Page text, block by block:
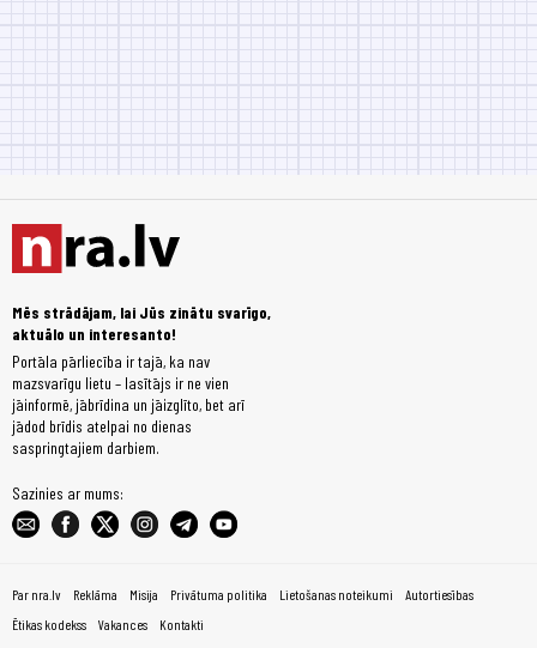
Mēs strādājam, lai Jūs zinātu svarīgo,
aktuālo un interesanto!
Portāla pārliecība ir tajā, ka nav
mazsvarīgu lietu – lasītājs ir ne vien
jāinformē, jābrīdina un jāizglīto, bet arī
jādod brīdis atelpai no dienas
saspringtajiem darbiem.
Sazinies ar mums:
Par nra.lv Reklāma Misija Privātuma politika Lietošanas noteikumi
Autortiesības
Ētikas kodekss
Vakances Kontakti